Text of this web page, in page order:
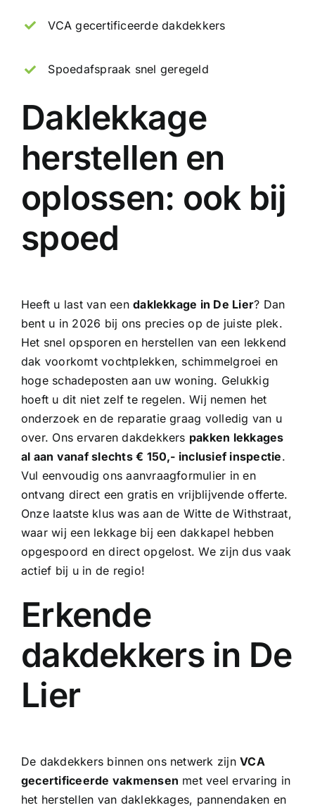
VCA gecertificeerde dakdekkers
Spoedafspraak snel geregeld
Daklekkage
herstellen en
oplossen: ook bij
spoed
Heeft u last van eendaklekkage in De Lier? Dan
bent u in 2026 bij ons precies op de juiste plek.
Het snel opsporen en herstellen van een lekkend
dak voorkomt vochtplekken, schimmelgroei en
hoge schadeposten aan uw woning. Gelukkig
hoeft u dit niet zelf te regelen. Wij nemen het
onderzoek en de reparatie graag volledig van u
over. Onservaren dakdekkers pakken lekkages
al aan vanaf slechts € 150,- inclusief inspectie.
Vul eenvoudig ons aanvraagformulier in en
ontvang direct een gratis en vrijblijvende offerte.
Onze laatste klus was aan de Witte de Withstraat,
waar wij een lekkage bij een dakkapel hebben
opgespoord en direct opgelost. We zijn dus vaak
actief bij u in de regio!
Erkende
dakdekkers in De
Lier
De dakdekkers binnen ons netwerk zijnVCA
gecertificeerde vakmensen met veel ervaring in
het herstellen van daklekkages, pannendaken en